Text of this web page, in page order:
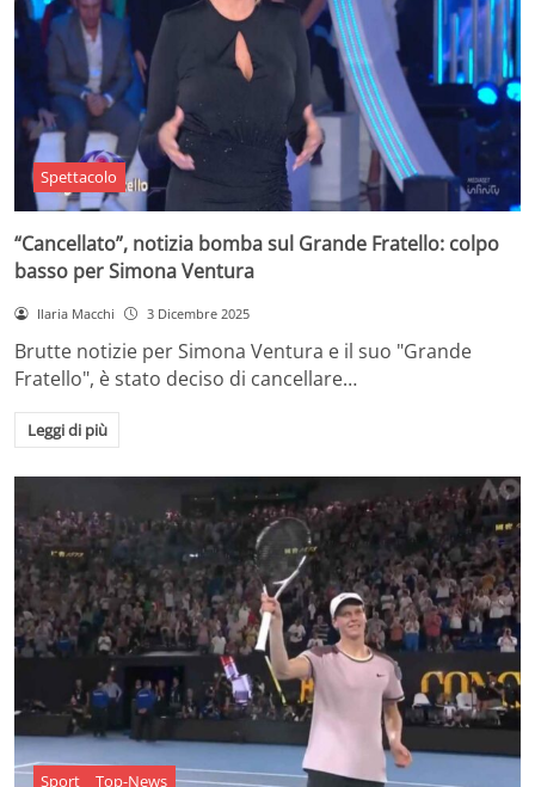
Spettacolo
“Cancellato”, notizia bomba sul Grande Fratello: colpo
basso per Simona Ventura
Ilaria Macchi 3 Dicembre 2025
Brutte notizie per Simona Ventura e il suo "Grande
Fratello", è stato deciso di cancellare…
Leggi di più
Sport Top-News